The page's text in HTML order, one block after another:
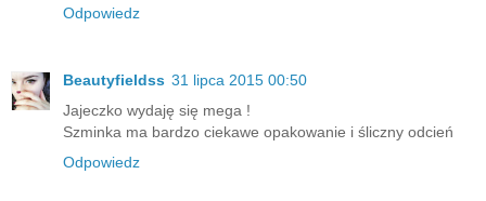
Odpowiedz
Beautyfieldss 31 lipca 2015 00:50
Jajeczko wydaję się mega !
Szminka ma bardzo ciekawe opakowanie i śliczny odcień
Odpowiedz